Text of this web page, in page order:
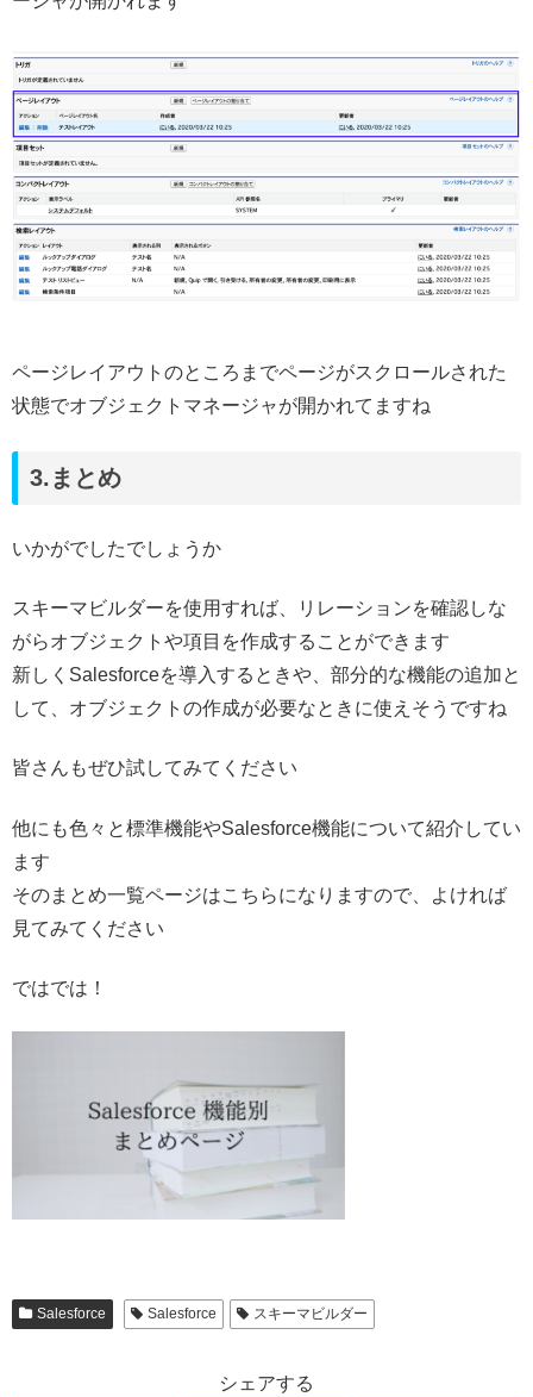
ページレイアウトのところまでページがスクロールされた
状態でオブジェクトマネージャが開かれてますね
3.まとめ
いかがでしたでしょうか
スキーマビルダーを使用すれば、リレーションを確認しな
がらオブジェクトや項目を作成することができます
新しくSalesforceを導入するときや、部分的な機能の追加と
して、オブジェクトの作成が必要なときに使えそうですね
皆さんもぜひ試してみてください
他にも色々と標準機能やSalesforce機能について紹介してい
ます
そのまとめ一覧ページはこちらになりますので、よければ
見てみてください
ではでは！
Salesforce Salesforce スキーマビルダー
シェアする